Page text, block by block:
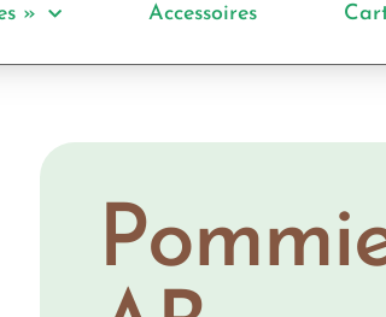
» Accessoires